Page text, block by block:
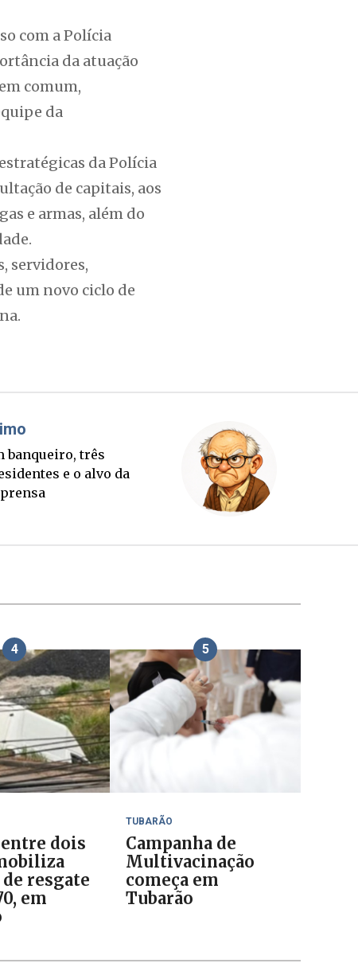
com a Polícia
da atuação
comum,
da
da Polícia
de capitais, aos
e armas, além do
servidores,
um novo ciclo de
Cláudio Prisco Paraíso
Sorte lançada e tabuleiro
sucessório completo para
outubro
4
dois
resgate
em
5
TUBARÃO
Campanha de
Multivacinação
começa em
Tubarão